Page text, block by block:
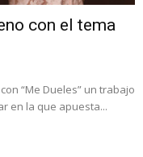
con el tema
“Me Dueles” un trabajo
en la que apuesta...